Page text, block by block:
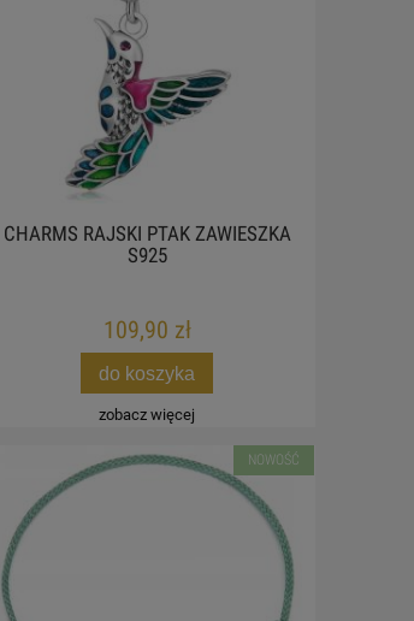
CHARMS RAJSKI PTAK ZAWIESZKA
S925
109,90 zł
do koszyka
zobacz więcej
NOWOŚĆ